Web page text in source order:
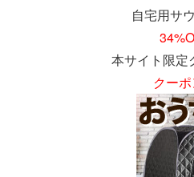
自宅用サ
本サイト限定
クー